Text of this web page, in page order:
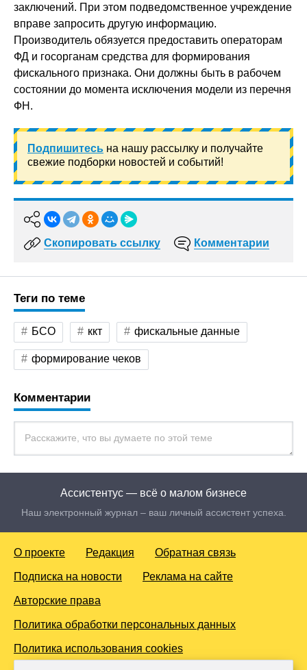
заключений. При этом подведомственное учреждение
вправе запросить другую информацию.
Производитель обязуется предоставить операторам
ФД и госорганам средства для формирования
фискального признака. Они должны быть в рабочем
состоянии до момента исключения модели из перечня
ФН.
Подпишитесь на нашу рассылку и получайте
свежие подборки новостей и событий!
Скопировать ссылку Комментарии
Теги по теме
БСО ккт фискальные данные
формирование чеков
Комментарии
Ассистентус — всё о малом бизнесе
Наш электронный журнал – ваш личный ассистент успеха.
О проекте Редакция Обратная связь
Подписка на новости Реклама на сайте
Авторские права
Политика обработки персональных данных
Политика использования cookies